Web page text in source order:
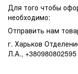
Для того чтобы
необходимо:
Отправить нам
г. Харьков
Л.А., +380980802595